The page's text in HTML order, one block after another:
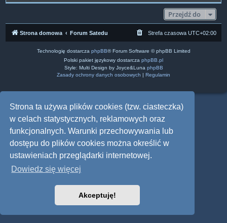
Strona ta używa plików cookies (tzw. ciasteczka)
w celach statystycznych, reklamowych oraz
funkcjonalnych. Warunki przechowywania lub
dostępu do plików cookies można określić w
ustawieniach przeglądarki internetowej.
Dowiedz się więcej
Akceptuję!
Przejdź do
Strona domowa Forum Satedu Strefa czasowa UTC+02:00
Technologię dostarcza phpBB® Forum Software © phpBB Limited
Polski pakiet językowy dostarcza phpBB.pl
Style: Multi Design by Joyce&Luna phpBB
Zasady ochrony danych osobowych | Regulamin